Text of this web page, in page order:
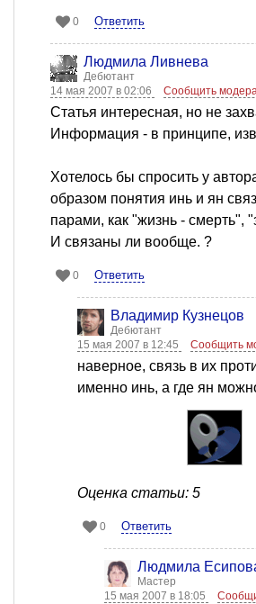
0 Ответить
Людмила Ливнева
Дебютант
14 мая 2007 в 02:06
Сообщить
Статья интересная, но не
Информация - в принципе,
Хотелось бы спросить у
образом понятия инь и ян
парами, как "жизнь - смерть",
И связаны ли вообще. ?
0 Ответить
Владимир Кузнецов
Дебютант
15 мая 2007 в 12:45
Сообщить
наверное, связь в их
именно инь, а где ян
Оценка статьи: 5
0 Ответить
Людмила
Мастер
15 мая 2007 в 18:05